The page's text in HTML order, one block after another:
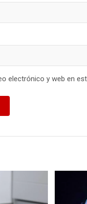
electrónico y web en